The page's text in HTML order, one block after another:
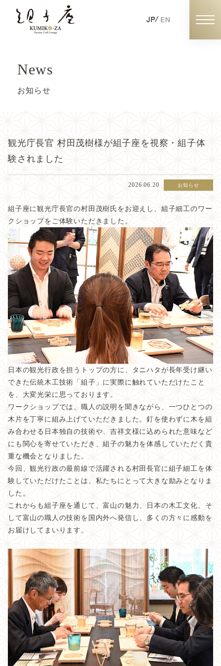
未来への取り組み
共創する仲間たち
販売品
運営会社
アクセス
よくある質問
お知らせ
お問い合わせ
団体・企業・学校の予約
News
お知らせ
観光庁長官 村田茂樹様が組子座を視察・組子体
験されました
2026.06.20 お知らせ
組子座に観光庁長官の村田茂樹氏をお迎えし、組子細工のワー
クショップをご体験いただきました。
日本の観光行政を担うトップの方に、タニハタが長年受け継い
できた伝統木工技術「組子」に実際に触れていただけたこと
を、大変光栄に思っております。
ワークショップでは、職人の説明を聞きながら、一つひとつの
木片を丁寧に組み上げていただきました。釘を使わずに木を組
み合わせる日本独自の技術や、吉祥文様に込められた意味など
にも関心を寄せていただき、組子の魅力を体感していただく貴
重な機会となりました。
今回、観光行政の最前線で活躍される村田長官に組子細工を体
験していただけたことは、私たちにとって大きな励みとなりま
した。
これからも組子座を通じて、富山の魅力、日本の木工文化、そ
して富山の職人の技術を国内外へ発信し、多くの方々に感動を
お届けしてまいります。